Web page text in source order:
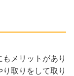
メリットがあり
取りをして取り